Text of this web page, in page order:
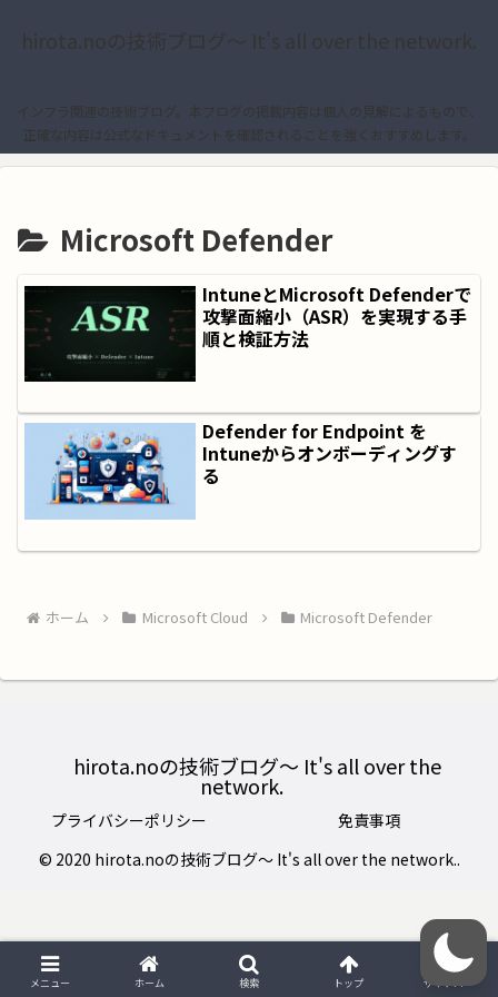
hirota.noの技術ブログ〜 It's all over the network.
インフラ関連の技術ブログ。本ブログの掲載内容は個人の見解によるもので、
正確な内容は公式なドキュメントを確認されることを強くおすすめします。
Microsoft Defender
IntuneとMicrosoft Defenderで
攻撃面縮小（ASR）を実現する手
順と検証方法
Defender for Endpoint を
Intuneからオンボーディングす
る
ホーム Microsoft Cloud Microsoft Defender
hirota.noの技術ブログ〜 It's all over the
network.
プライバシーポリシー
免責事項
© 2020 hirota.noの技術ブログ〜 It's all over the network..
メニュー ホーム 検索 トップ サイドバー